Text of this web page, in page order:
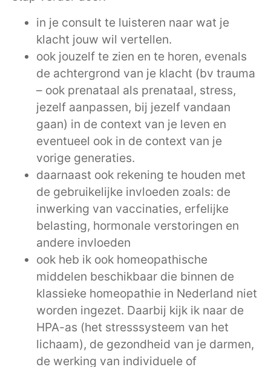
in je consult te luisteren naar wat je
klacht jouw wil vertellen.
ook jouzelf te zien en te horen, evenals
de achtergrond van je klacht (bv trauma
– ook prenataal als prenataal, stress,
jezelf aanpassen, bij jezelf vandaan
gaan) in de context van je leven en
eventueel ook in de context van je
vorige generaties.
daarnaast ook rekening te houden met
de gebruikelijke invloeden zoals: de
inwerking van vaccinaties, erfelijke
belasting, hormonale verstoringen en
andere invloeden
ook heb ik ook homeopathische
middelen beschikbaar die binnen de
klassieke homeopathie in Nederland niet
worden ingezet. Daarbij kijk ik naar de
HPA-as (het stresssysteem van het
lichaam), de gezondheid van je darmen,
de werking van individuele of